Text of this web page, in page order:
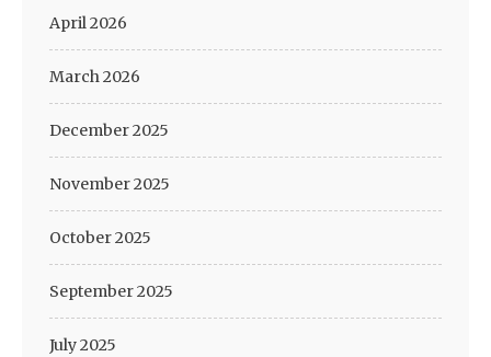
April 2026
March 2026
December 2025
November 2025
October 2025
September 2025
July 2025